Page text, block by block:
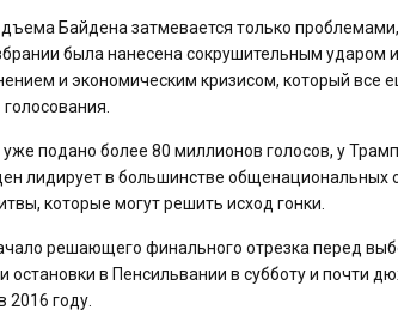
Байдена затмевается только
была нанесена сокрушительным ударом
и экономическим кризисом, который все
подано более 80 миллионов голосов, у
лидирует в большинстве
которые могут решить исход гонки.
решающего финального отрезка перед
остановки в Пенсильвании в субботу и почти
2016 году.